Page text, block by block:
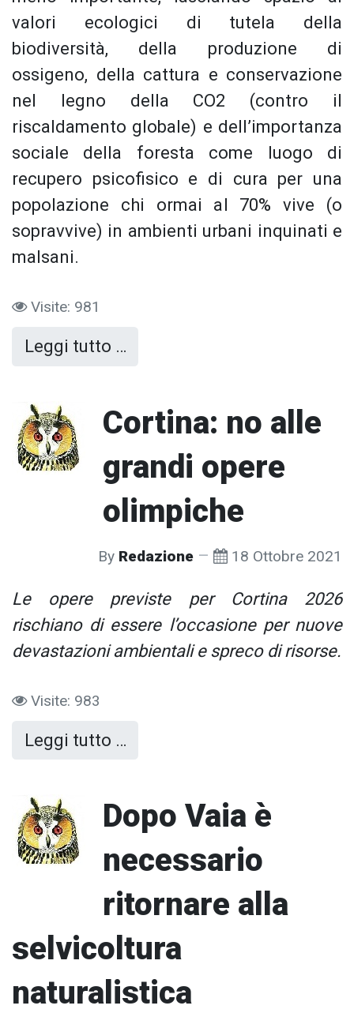
valori ecologici di tutela della
biodiversità, della produzione di
ossigeno, della cattura e conservazione
nel legno della CO2 (contro il
riscaldamento globale) e dell’importanza
sociale della foresta come luogo di
recupero psicofisico e di cura per una
popolazione chi ormai al 70% vive (o
sopravvive) in ambienti urbani inquinati e
malsani.
Visite: 981
Leggi tutto …
Cortina: no alle
grandi opere
olimpiche
By Redazione 18 Ottobre 2021
Le opere previste per Cortina 2026
rischiano di essere l’occasione per nuove
devastazioni ambientali e spreco di risorse.
Visite: 983
Leggi tutto …
Dopo Vaia è
necessario
ritornare alla
selvicoltura
naturalistica